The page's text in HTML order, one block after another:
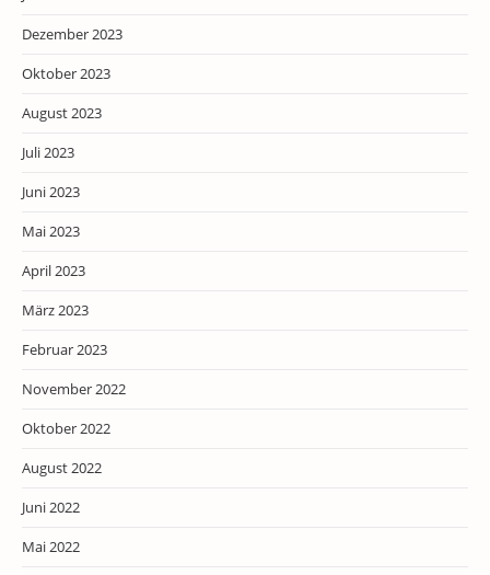
Dezember 2023
Oktober 2023
August 2023
Juli 2023
Juni 2023
Mai 2023
April 2023
März 2023
Februar 2023
November 2022
Oktober 2022
August 2022
Juni 2022
Mai 2022